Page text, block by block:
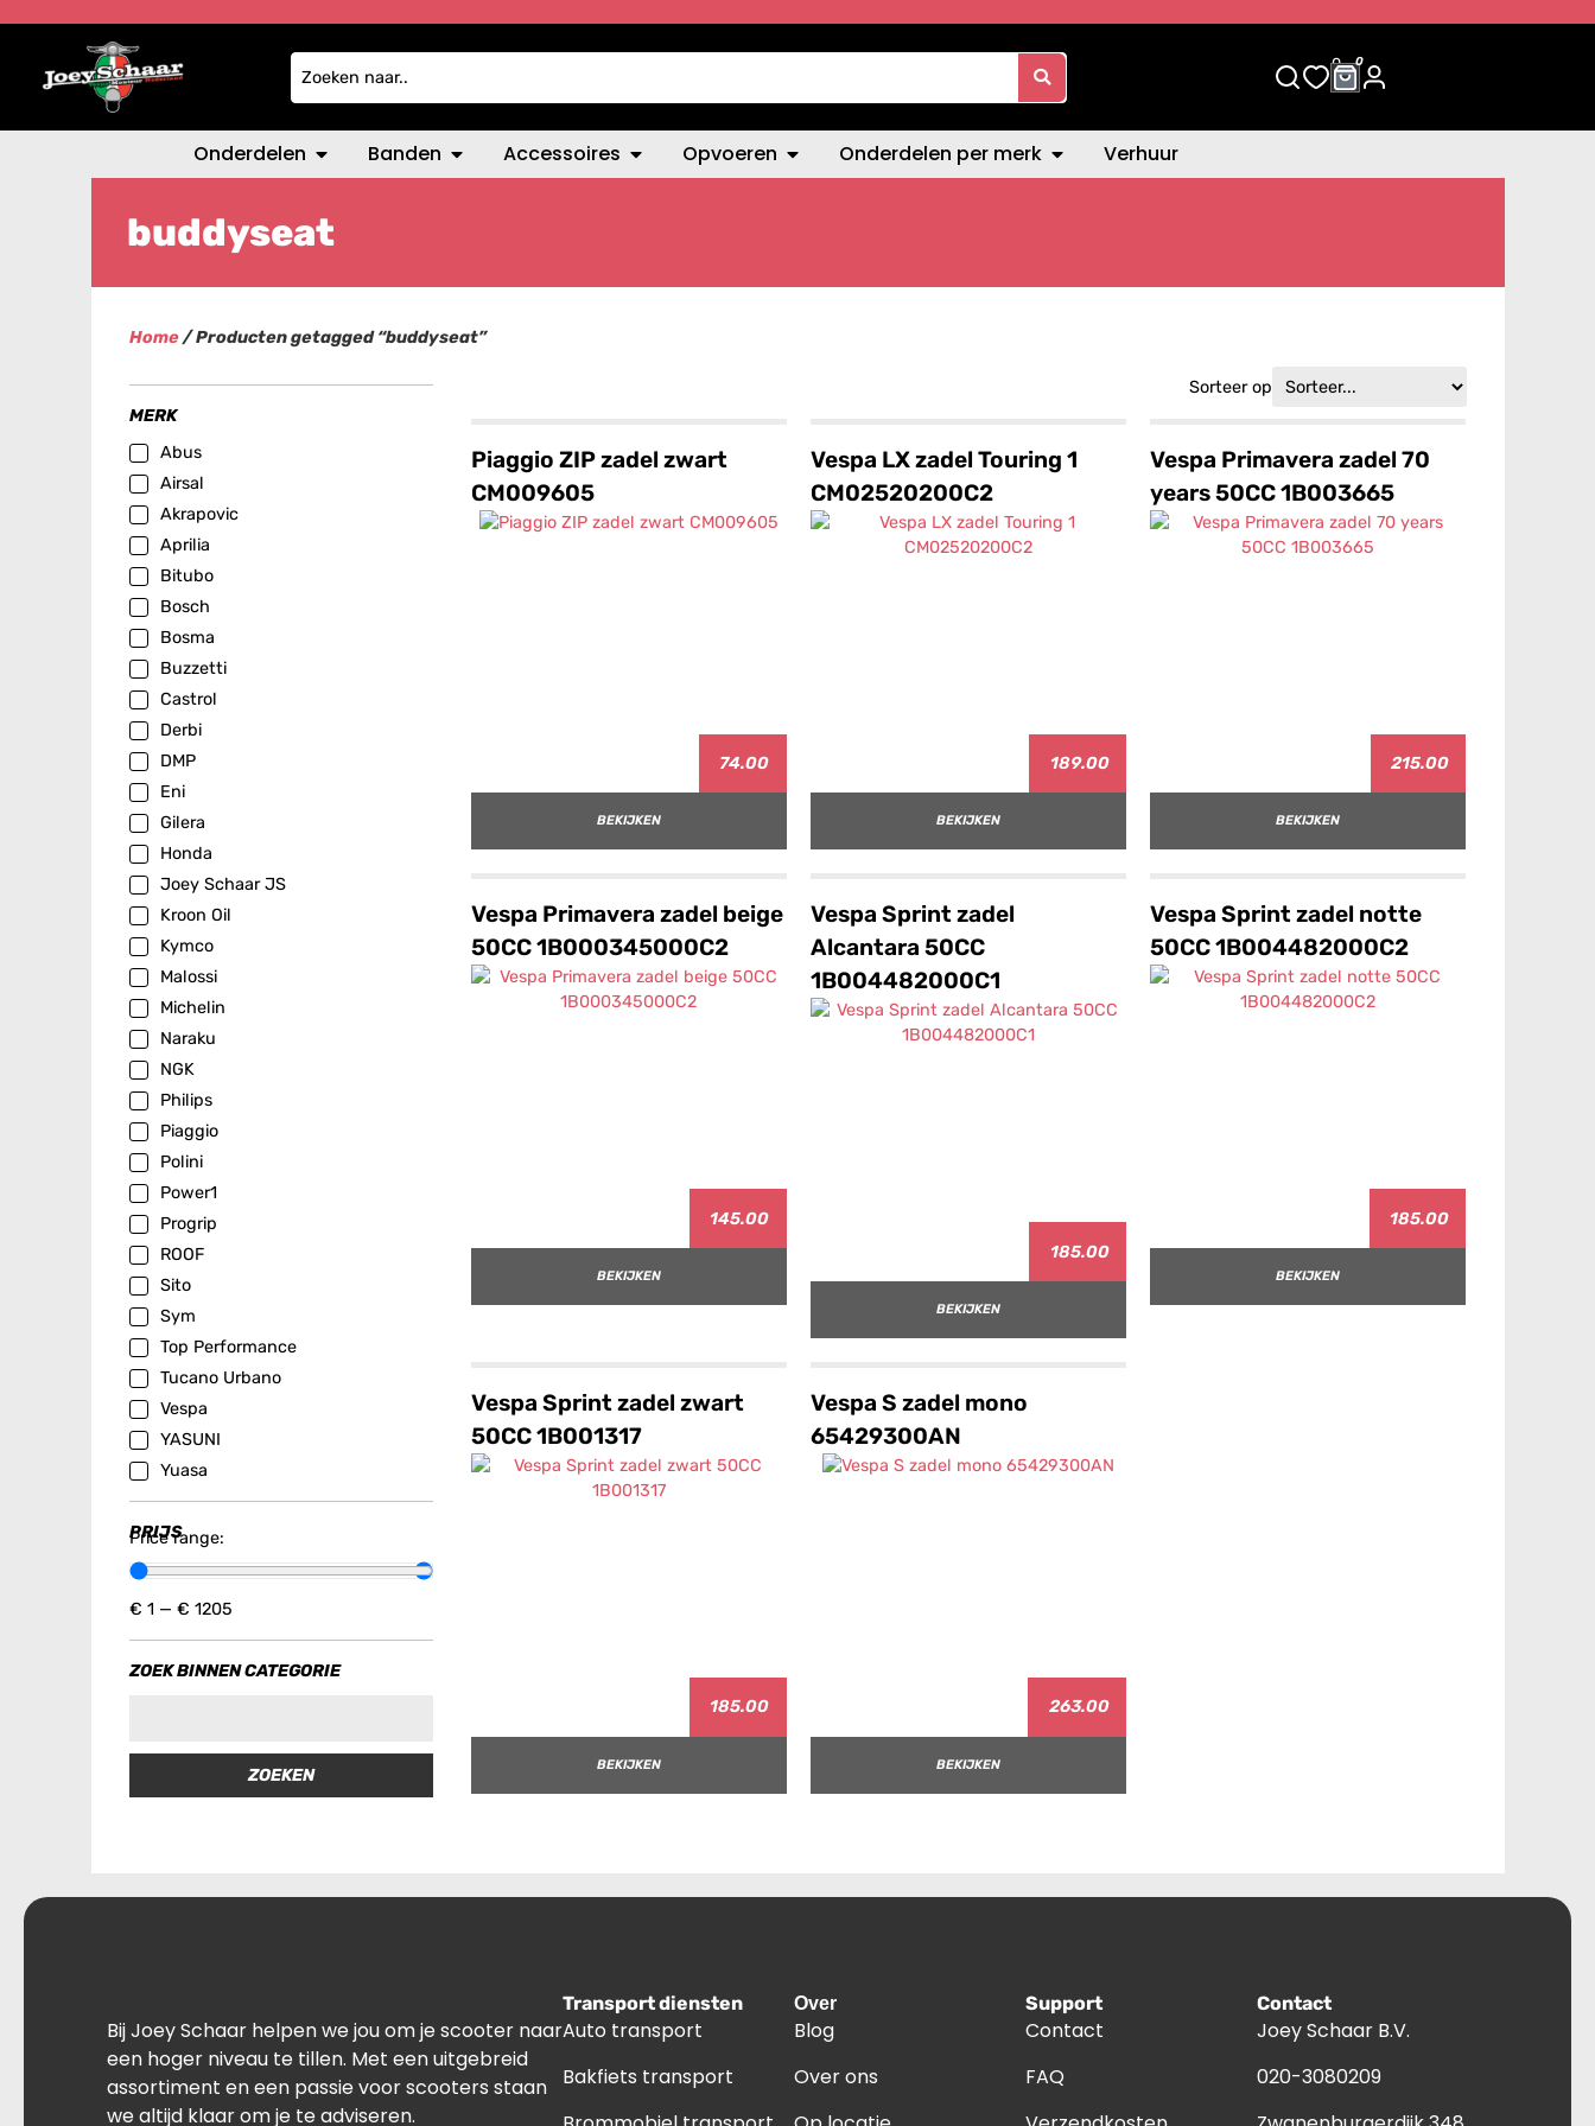
0 0
Onderdelen Banden Accessoires Opvoeren Onderdelen per merk Verhuur
buddyseat
Home/ Producten getagged “buddyseat”
MERK
Abus
Airsal
Akrapovic
Aprilia
Bitubo
Bosch
Bosma
Buzzetti
Castrol
Derbi
DMP
Eni
Gilera
Honda
Joey Schaar JS
Kroon Oil
Kymco
Malossi
Michelin
Naraku
NGK
Philips
Piaggio
Polini
Power1
Progrip
ROOF
Sito
Sym
Top Performance
Tucano Urbano
Vespa
YASUNI
Yuasa
PRIJS
Price range:
€ 1 — € 1205
ZOEK BINNEN CATEGORIE
ZOEKEN
Sorteer op
Piaggio ZIP zadel zwart
CM009605
74.00
BEKIJKEN
Vespa LX zadel Touring 1
CM02520200C2
189.00
BEKIJKEN
Vespa Primavera zadel 70
years 50CC 1B003665
215.00
BEKIJKEN
Vespa Primavera zadel beige
50CC 1B000345000C2
145.00
BEKIJKEN
Vespa Sprint zadel
Alcantara 50CC
1B004482000C1
185.00
BEKIJKEN
Vespa Sprint zadel notte
50CC 1B004482000C2
185.00
BEKIJKEN
Vespa Sprint zadel zwart
50CC 1B001317
185.00
BEKIJKEN
Vespa S zadel mono
65429300AN
263.00
BEKIJKEN
Bij Joey Schaar helpen we jou om je scooter naar
een hoger niveau te tillen. Met een uitgebreid
assortiment en een passie voor scooters staan
we altijd klaar om je te adviseren.
Transport diensten
Auto transport
Bakfiets transport
Over
Blog
Over ons
Support
Contact
FAQ
Contact
Joey Schaar B.V.
020-3080209